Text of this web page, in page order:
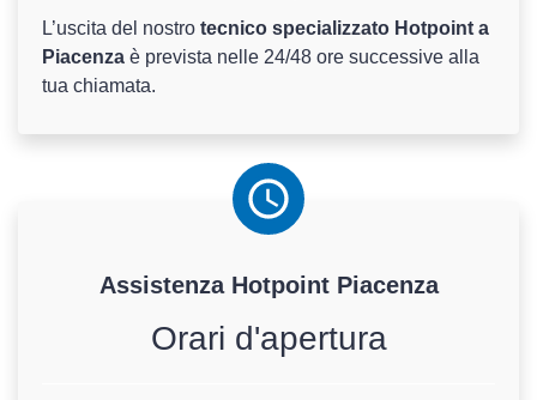
L’uscita del nostro tecnico specializzato Hotpoint a
Piacenza è prevista nelle 24/48 ore successive alla
tua chiamata.
Assistenza HotpointPiacenza
Orari d'apertura